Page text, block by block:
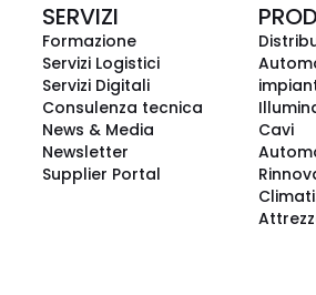
SERVIZI
Formazione
Servizi Logistici
Servizi Digitali
Consulenza tecnica
News & Media
Newsletter
Supplier Portal
Cavi